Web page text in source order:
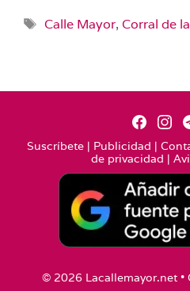
Etiquetas
Calle Mayor, Corral de
Suscríbete | Publicidad |
de privacidad |
© 2026 Lacallemayor.net •